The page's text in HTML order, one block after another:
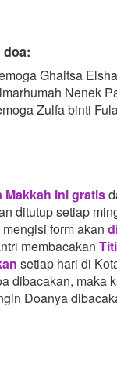
doa:
Ghaitsa
Nenek
Zulfa binti
Makkah ini gratis
ditutup setiap
form akan
membacakan
setiap hari di
dibacakan, maka
Doanya